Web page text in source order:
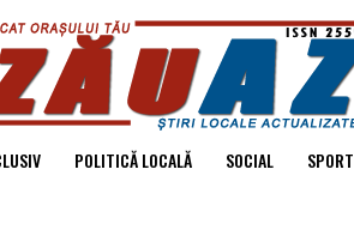
POLITICĂ LOCALĂ SOCIAL SPORT